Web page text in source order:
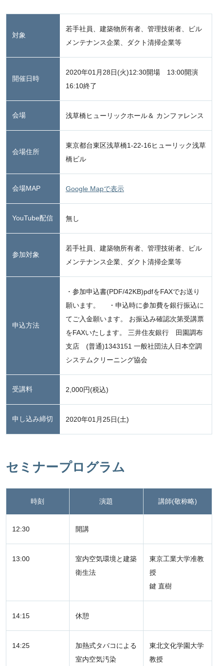
対象
若手社員、建築物所有者、管理技術者、ビル
メンテナンス企業、ダクト清掃企業等
開催日時
2020年01月28日(火)12:30開場 13:00開演
16:10終了
会場 浅草橋ヒューリックホール＆ カンファレンス
会場住所
東京都台東区浅草橋1-22-16ヒューリック浅草
橋ビル
会場MAP Google Mapで表示
YouTube配信 無し
参加対象
若手社員、建築物所有者、管理技術者、ビル
メンテナンス企業、ダクト清掃企業等
申込方法
・参加申込書(PDF/42KB)pdfをFAXでお送り
願います。 ・申込時に参加費を銀行振込に
てご入金願います。 お振込み確認次第受講票
をFAXいたします。 三井住友銀行 田園調布
支店 (普通)1343151 一般社団法人日本空調
システムクリーニング協会
受講料 2,000円(税込)
申し込み締切 2020年01月25日(土)
セミナープログラム
時刻 演題 講師(敬称略)
12:30 開講
13:00
室内空気環境と建築
衛生法
東京工業大学准教
授
鍵 直樹
14:15 休憩
14:25
加熱式タバコによる
室内空気汚染
東北文化学園大学
教授